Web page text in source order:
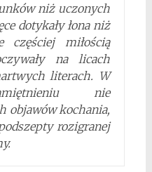
niż uczonych
dotykały łona niż
miłością
na licach
literach. W
nie
objawów kochania,
rozigranej